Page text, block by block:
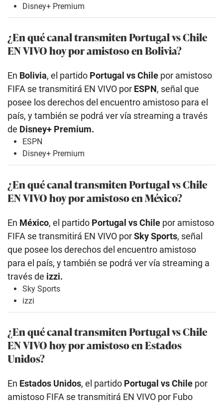
Disney+ Premium
¿En qué canal transmiten Portugal vs Chile
EN VIVO hoy por amistoso en Bolivia?
En Bolivia, el partido Portugal vs Chile por amistoso
FIFA se transmitirá EN VIVO por ESPN, señal que
posee los derechos del encuentro amistoso para el
país, y también se podrá ver vía streaming a través
de Disney+ Premium.
ESPN
Disney+ Premium
¿En qué canal transmiten Portugal vs Chile
EN VIVO hoy por amistoso en México?
En México, el partido Portugal vs Chile por amistoso
FIFA se transmitirá EN VIVO porSky Sports, señal
que posee los derechos del encuentro amistoso
para el país, y también se podrá ver vía streaming a
través de izzi.
Sky Sports
izzi
¿En qué canal transmiten Portugal vs Chile
EN VIVO hoy por amistoso en Estados
Unidos?
En Estados Unidos, el partido Portugal vs Chile por
amistoso FIFA se transmitirá EN VIVO por Fubo